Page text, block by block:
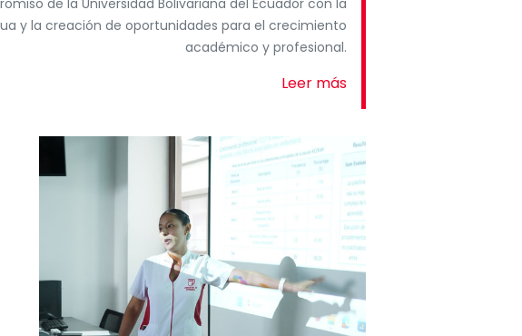
de la Universidad Bolivariana del Ecuador con la
y la creación de oportunidades para el crecimiento
académico y profesional.
Leer más